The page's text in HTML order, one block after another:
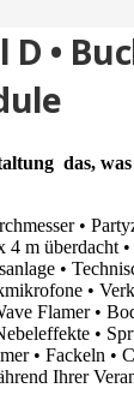
•
das,
•
4 m überdacht
•
•
Flamer •
•
• Fackeln •
Ihrer